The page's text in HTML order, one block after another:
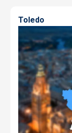
Toledo